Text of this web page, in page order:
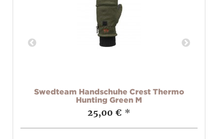
Swedteam Handschuhe Crest Thermo
Hunting Green M
25,00 € *